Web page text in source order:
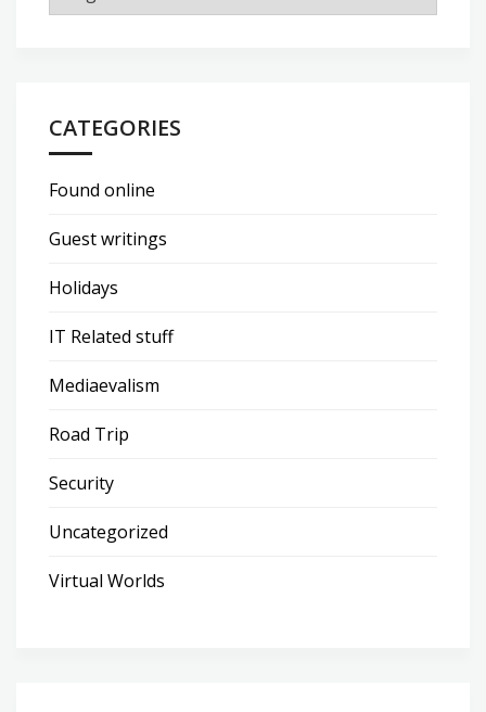
CATEGORIES
Found online
Guest writings
Holidays
IT Related stuff
Mediaevalism
Road Trip
Security
Uncategorized
Virtual Worlds